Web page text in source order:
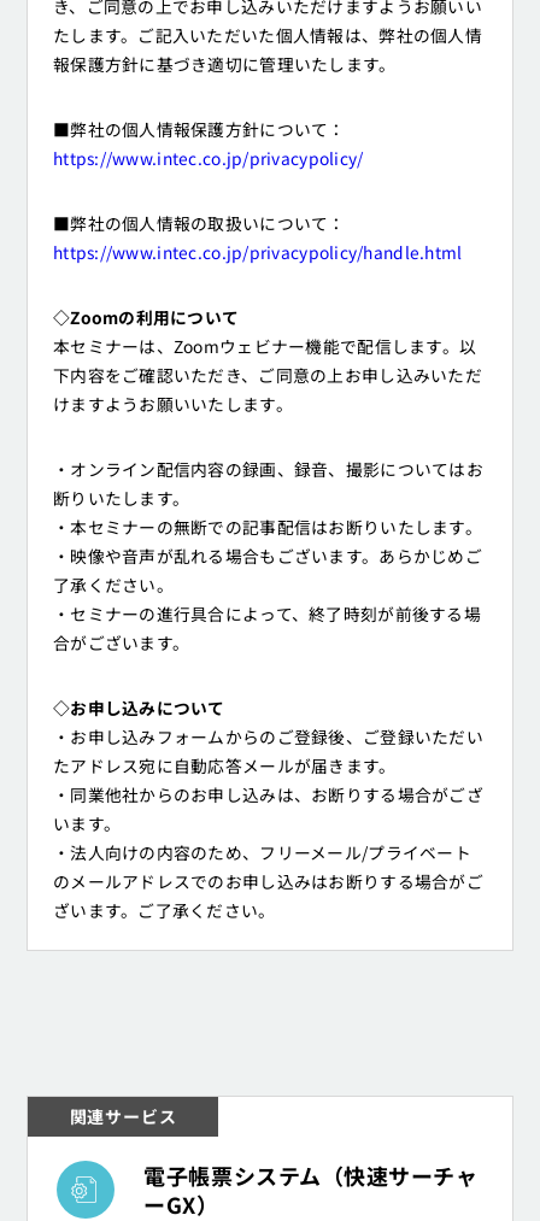
き、ご同意の上でお申し込みいただけますようお願いい
たします。ご記入いただいた個人情報は、弊社の個人情
報保護方針に基づき適切に管理いたします。
■弊社の個人情報保護方針について：
https://www.intec.co.jp/privacypolicy/
■弊社の個人情報の取扱いについて：
https://www.intec.co.jp/privacypolicy/handle.html
◇Zoomの利用について
本セミナーは、Zoomウェビナー機能で配信します。以
下内容をご確認いただき、ご同意の上お申し込みいただ
けますようお願いいたします。
・オンライン配信内容の録画、録音、撮影についてはお
断りいたします。
・本セミナーの無断での記事配信はお断りいたします。
・映像や音声が乱れる場合もございます。あらかじめご
了承ください。
・セミナーの進行具合によって、終了時刻が前後する場
合がございます。
◇お申し込みについて
・お申し込みフォームからのご登録後、ご登録いただい
たアドレス宛に自動応答メールが届きます。
・同業他社からのお申し込みは、お断りする場合がござ
います。
・法人向けの内容のため、フリーメール/プライベート
のメールアドレスでのお申し込みはお断りする場合がご
ざいます。ご了承ください。
関連サービス
帳票・ログ管理
電子帳票システム（快速サーチャ
ーGX）